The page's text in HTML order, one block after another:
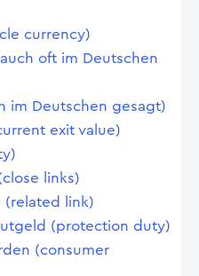
currency)
oft im Deutschen
im Deutschen gesagt)
exit value)
links)
(related link)
(protection duty)
(consumer